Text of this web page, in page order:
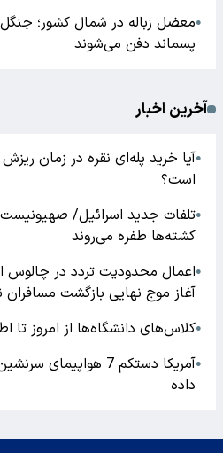
●معضل زباله در شمال کشور؛
پسماند دفن می‌شوند
آخرین اخبار
●آیا خرید پله‌ای نقره در زمان ریزش
است؟
●تلفات جدید اسرائیل/
کشته‌ها طفره می‌روند
●
آغاز موج نهایی بازگشت مسافران
●کلاس‌های دانشگاه‌ها از امروز
●
آمریکا دستکم 7
داده